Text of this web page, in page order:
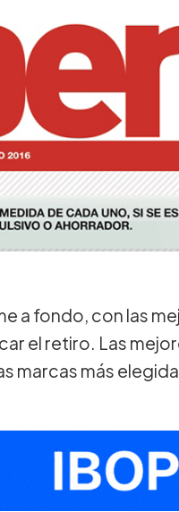
a fondo, con las
el retiro. Las
marcas más